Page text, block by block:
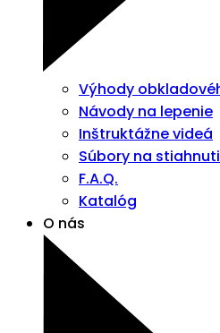
Výhody
Návody na lepenie
Inštruktážne videá
Súbory na
F.A.Q.
Katalóg
O nás